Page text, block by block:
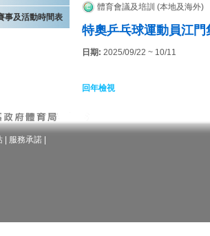
事及活動時間表
體育會議及培訓 (本地及海外)
特奧乒乓球運動員江
日期: 2025/09/22 ~ 10/11
回年檢視
服務承諾